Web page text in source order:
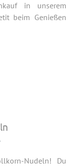
in unserem
beim Genießen
Nudeln! Du